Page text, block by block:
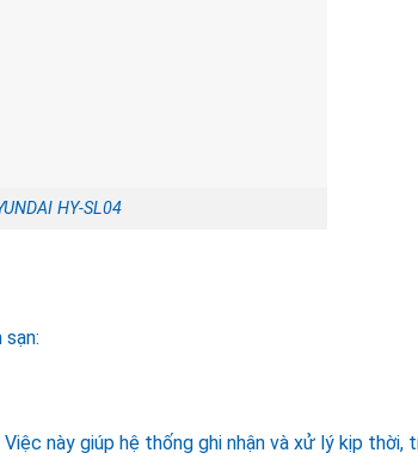
HY-SL04
này giúp hệ thống ghi nhận và xử lý kịp thời,